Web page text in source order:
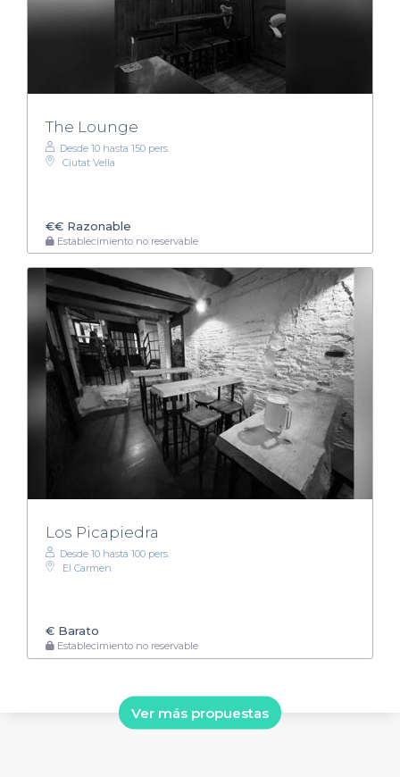
The Lounge
Desde 10 hasta 150 pers.
Ciutat Vella
€€ Razonable
Establecimiento no reservable
Los Picapiedra
Desde 10 hasta 100 pers.
El Carmen
€ Barato
Establecimiento no reservable
Ver más propuestas